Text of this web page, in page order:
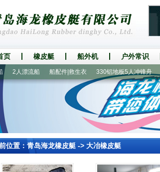
页 橡皮艇 船外机 户外常识
2人漂流船 船配件|救生衣 330铝地板5人冲锋舟 折
位置： 青岛海龙橡皮艇-> 大冶橡皮艇